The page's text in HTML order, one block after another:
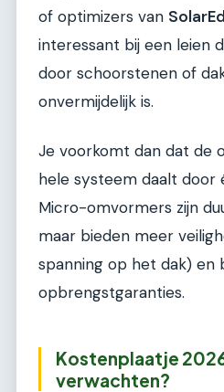
of optimizers van
interessant bij een leien
door schoorstenen of
onvermijdelijk is.
Je voorkomt dan dat de
hele systeem daalt door
Micro-omvormers zijn
maar bieden meer
spanning op het dak) en
opbrengstgaranties.
Kostenplaatje
verwachten?